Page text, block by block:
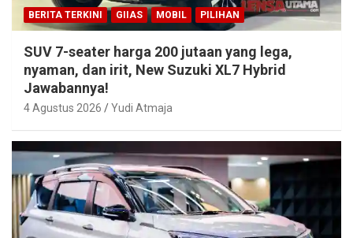
BERITA TERKINI GIIAS MOBIL PILIHAN
SUV 7-seater harga 200 jutaan yang lega,
nyaman, dan irit, New Suzuki XL7 Hybrid
Jawabannya!
4 Agustus 2026 Yudi Atmaja